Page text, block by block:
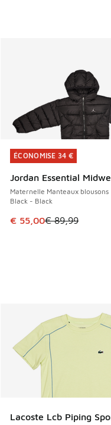
ÉCONOMISE 34 €
Jordan Essential
Maternelle Manteaux blousons
Black - Black
Cet article est en
€ 55,00€ 89,99
ÉCONOMISE 34 €
Lacoste Lcb Piping